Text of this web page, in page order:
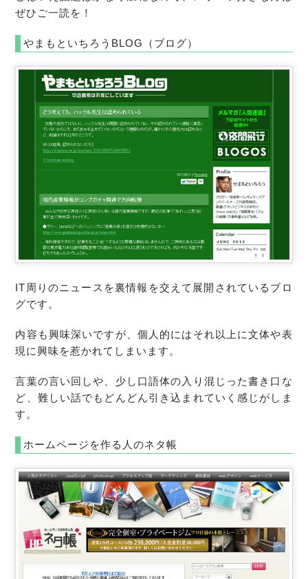
ぜひご一読を！
やまもといちろうBLOG（ブログ）
IT周りのニュースを裏情報を交えて展開されているブロ
グです。
内容も興味深いですが、個人的にはそれ以上に文体や表
現に興味を惹かれてしまいます。
言葉の言い回しや、少し口語体の入り混じった書き口な
ど、難しい話でもどんどん引き込まれていく感じがしま
す。
ホームページを作る人のネタ帳